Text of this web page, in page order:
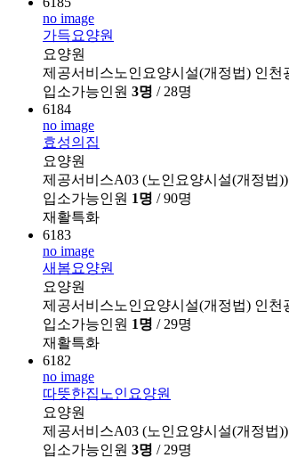
no image
가득요양원
요양원
제공서비스노인요양시설(개정법) 인천
입소가능인원 3명 / 28명
6184
no image
효성의집
요양원
제공서비스A03 (노인요양시설(개정법
입소가능인원 1명 / 90명
재활특화
6183
no image
새봄요양원
요양원
제공서비스노인요양시설(개정법) 인천
입소가능인원 1명 / 29명
재활특화
6182
no image
따뜻한집노인요양원
요양원
제공서비스A03 (노인요양시설(개정법
입소가능인원 3명 / 29명